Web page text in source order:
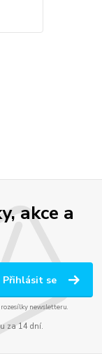
akce a
Přihlásit se
newsletteru.
za 14 dní.